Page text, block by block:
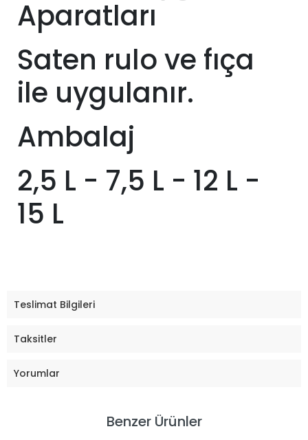
Aparatları
Saten rulo ve fıça
ile uygulanır.
Ambalaj
2,5 L - 7,5 L - 12 L -
15 L
Teslimat Bilgileri
Taksitler
Yorumlar
Benzer Ürünler